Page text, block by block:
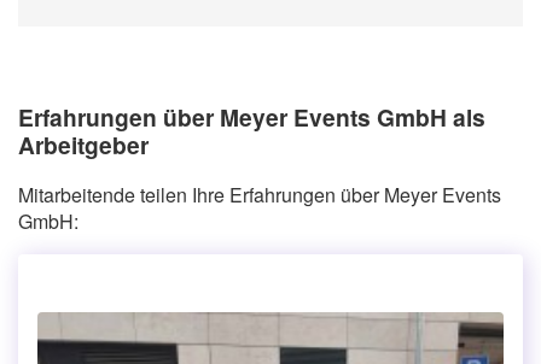
Erfahrungen über Meyer Events GmbH als
Arbeitgeber
Mitarbeitende teilen Ihre Erfahrungen über Meyer Events
GmbH: